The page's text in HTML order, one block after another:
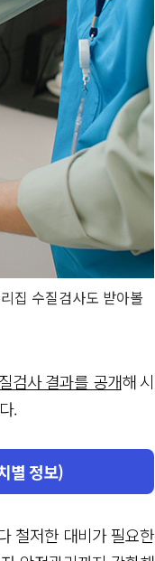
집 수질검사도 받아볼
검사 결과를 공개해 시
.
별 정보)
철저한 대비가 필요한